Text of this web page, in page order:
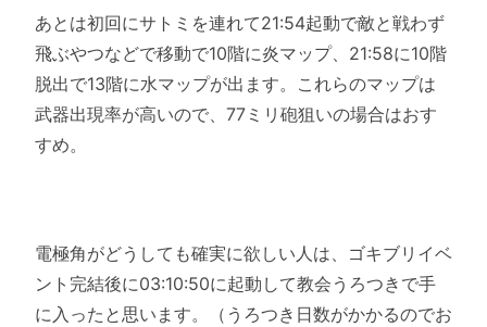
あとは初回にサトミを連れて21:54起動で敵と戦わず
飛ぶやつなどで移動で10階に炎マップ、21:58に10階
脱出で13階に水マップが出ます。これらのマップは
武器出現率が高いので、77ミリ砲狙いの場合はおす
すめ。
電極角がどうしても確実に欲しい人は、ゴキブリイベ
ント完結後に03:10:50に起動して教会うろつきで手
に入ったと思います。（うろつき日数がかかるのでお